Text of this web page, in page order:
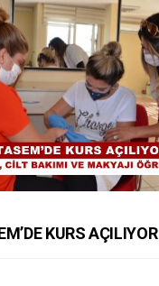
KURS AÇILIYOR